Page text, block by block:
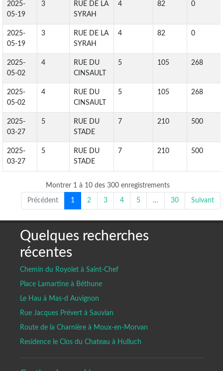
2025-
05-19
3
RUE DE LA
SYRAH
4 82 0
2025-
05-19
3
RUE DE LA
SYRAH
4 82 0
2025-
05-02
4
RUE DU
CINSAULT
5 105 268
2025-
05-02
4
RUE DU
CINSAULT
5 105 268
2025-
03-27
5
RUE DU
STADE
7 210 500
2025-
03-27
5
RUE DU
STADE
7 210 500
Montrer 1 à 10 des 300 enregistrements
Précédent 1 2 3 4 5 … 30 Suivant
Quelques recherches
récentes
Chemin du Royolet à Saint-Chef
Place Lamartine à Béthune
Le Hau à Mas-d Auvignon
Rue Jacques Prévert à Sauvian
Route de la Charnière à Moux-en-Morvan
Residence le Clos du Chateau à Hulluch